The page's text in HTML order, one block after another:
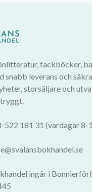
fackböcker,
snabb leverans och
storsäljare och
522 181 31 (vardagar 8-
ingår i